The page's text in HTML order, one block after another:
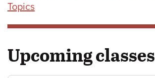
Topics
Upcoming classes